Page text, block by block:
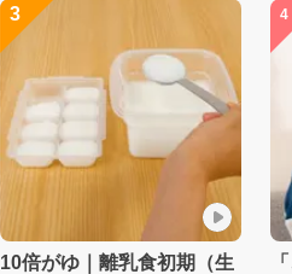
3
10倍がゆ｜離乳食初期（生
4